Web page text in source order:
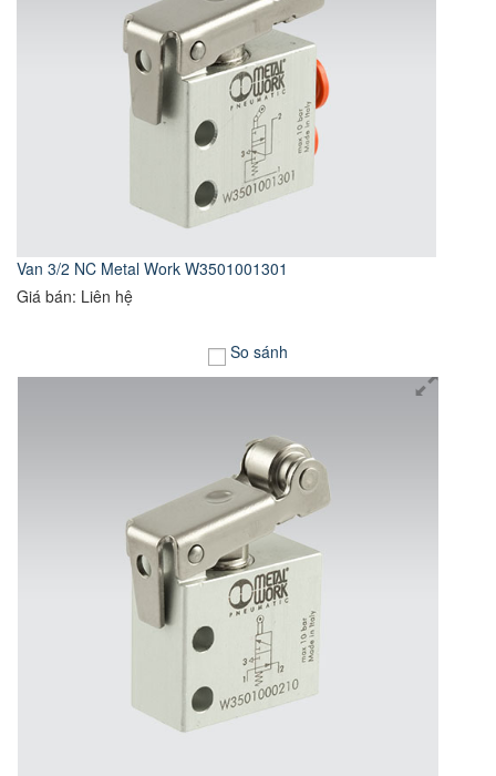
Van 3/2 NC Metal Work W3501001301
Giá bán: Liên hệ
So sánh